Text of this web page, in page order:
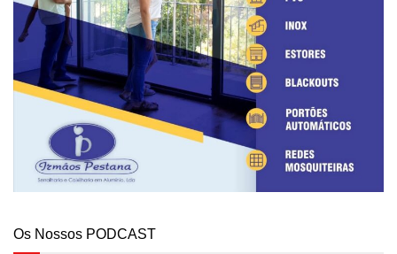
Os Nossos PODCAST